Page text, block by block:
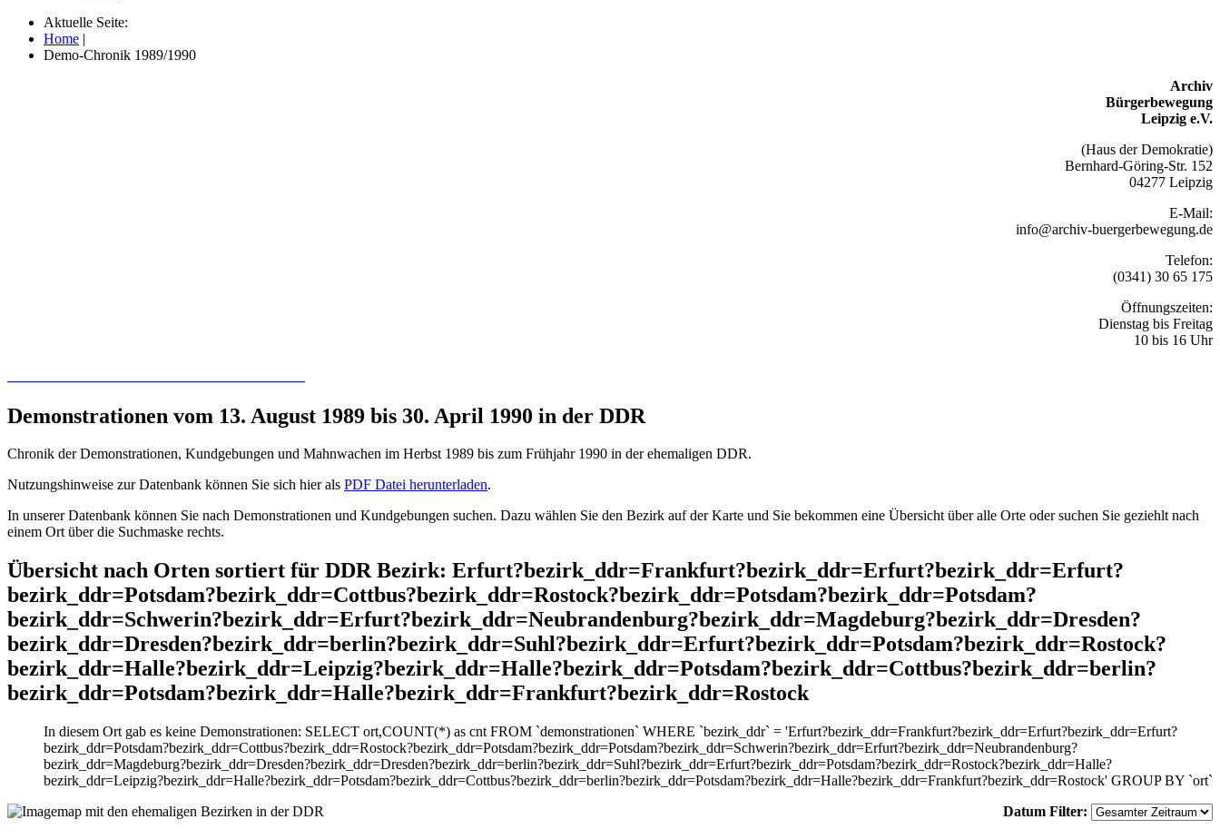
Aktuelle Seite:
Home |
Demo-Chronik 1989/1990
Archiv
Bürgerbewegung
Leipzig e.V.
(Haus der Demokratie)
Bernhard-Göring-Str. 152
04277 Leipzig
E-Mail:
info@archiv-buergerbewegung.de
Telefon:
(0341) 30 65 175
Öffnungszeiten:
Dienstag bis Freitag
10 bis 16 Uhr
Demonstrationen vom 13. August 1989 bis 30. April 1990 in der DDR
Chronik der Demonstrationen, Kundgebungen und Mahnwachen im Herbst 1989 bis zum Frühjahr 1990 in der ehemaligen DDR.
Nutzungshinweise zur Datenbank können Sie sich hier als PDF Datei herunterladen.
In unserer Datenbank können Sie nach Demonstrationen und Kundgebungen suchen. Dazu wählen Sie den Bezirk auf der Karte und Sie bekommen eine Übersicht über alle Orte oder suchen Sie geziehlt nach
einem Ort über die Suchmaske rechts.
Übersicht nach Orten sortiert für DDR Bezirk: Erfurt?bezirk_ddr=Frankfurt?bezirk_ddr=Erfurt?bezirk_ddr=Erfurt?
bezirk_ddr=Potsdam?bezirk_ddr=Cottbus?bezirk_ddr=Rostock?bezirk_ddr=Potsdam?bezirk_ddr=Potsdam?
bezirk_ddr=Schwerin?bezirk_ddr=Erfurt?bezirk_ddr=Neubrandenburg?bezirk_ddr=Magdeburg?bezirk_ddr=Dresden?
bezirk_ddr=Dresden?bezirk_ddr=berlin?bezirk_ddr=Suhl?bezirk_ddr=Erfurt?bezirk_ddr=Potsdam?bezirk_ddr=Rostock?
bezirk_ddr=Halle?bezirk_ddr=Leipzig?bezirk_ddr=Halle?bezirk_ddr=Potsdam?bezirk_ddr=Cottbus?bezirk_ddr=berlin?
bezirk_ddr=Potsdam?bezirk_ddr=Halle?bezirk_ddr=Frankfurt?bezirk_ddr=Rostock
In diesem Ort gab es keine Demonstrationen: SELECT ort,COUNT(*) as cnt FROM `demonstrationen` WHERE `bezirk_ddr` = 'Erfurt?bezirk_ddr=Frankfurt?bezirk_ddr=Erfurt?bezirk_ddr=Erfurt?
bezirk_ddr=Potsdam?bezirk_ddr=Cottbus?bezirk_ddr=Rostock?bezirk_ddr=Potsdam?bezirk_ddr=Potsdam?bezirk_ddr=Schwerin?bezirk_ddr=Erfurt?bezirk_ddr=Neubrandenburg?
bezirk_ddr=Magdeburg?bezirk_ddr=Dresden?bezirk_ddr=Dresden?bezirk_ddr=berlin?bezirk_ddr=Suhl?bezirk_ddr=Erfurt?bezirk_ddr=Potsdam?bezirk_ddr=Rostock?bezirk_ddr=Halle?
bezirk_ddr=Leipzig?bezirk_ddr=Halle?bezirk_ddr=Potsdam?bezirk_ddr=Cottbus?bezirk_ddr=berlin?bezirk_ddr=Potsdam?bezirk_ddr=Halle?bezirk_ddr=Frankfurt?bezirk_ddr=Rostock' GROUP BY `ort`
Datum Filter: